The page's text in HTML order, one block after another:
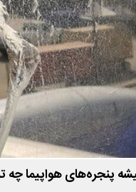
پنجره‌های هواپیما چه